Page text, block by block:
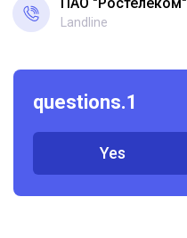
Landline
questions.1
Yes